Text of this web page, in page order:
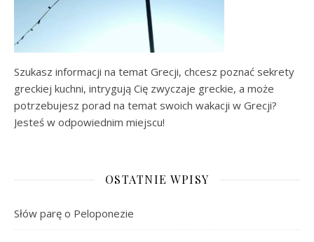
Szukasz informacji na temat Grecji, chcesz poznać sekrety
greckiej kuchni, intrygują Cię zwyczaje greckie, a może
potrzebujesz porad na temat swoich wakacji w Grecji?
Jesteś w odpowiednim miejscu!
OSTATNIE WPISY
Słów parę o Peloponezie